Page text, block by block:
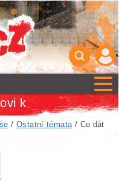
k
/ Ostatní témata/ Co dát